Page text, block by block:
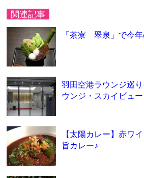
関連記事
「茶寮 翠泉」で今
羽田空港ラウンジ巡
ウンジ・スカイビュー
【太陽カレー】赤ワ
旨カレー♪